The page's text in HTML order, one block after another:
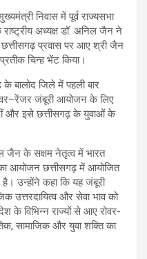
निवास में पूर्व राज्यसभा
अध्यक्ष डॉ. अनिल जैन ने
प्रवास पर आए श्री जैन
चिन्ह भेंट किया।
के बालोद जिले में पहली बार
जंबूरी आयोजन के लिए
और इसे छत्तीसगढ़ के युवाओं के
जैन के सक्षम नेतृत्व में भारत
आयोजन छत्तीसगढ़ में आयोजित
है। उन्होंने कहा कि यह जंबूरी
उत्तरदायित्व और सेवा भाव को
के विभिन्न राज्यों से आए रोवर-
सामाजिक और युवा शक्ति का